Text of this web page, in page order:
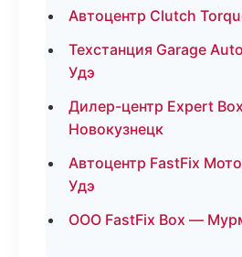
Автоцентр Clutch
Техстанция Garage
Удэ
Дилер-центр Expert
Новокузнецк
Автоцентр FastFix
Удэ
ООО FastFix Box —